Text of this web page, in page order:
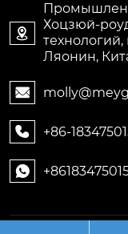

Хоцзюй-
Ляонин,

 +86-
